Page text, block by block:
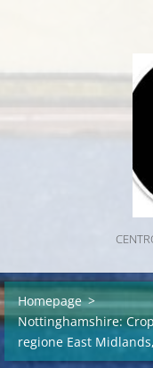
Homepage >
Nottinghamshire:
regione East